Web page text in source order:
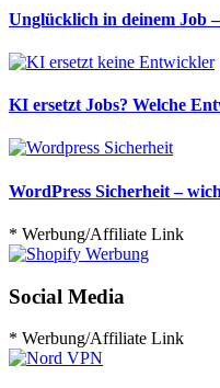
Unglücklich in deinem Job
KI ersetzt Jobs? Welche
WordPress Sicherheit –
* Werbung/Affiliate Link
Social Media
* Werbung/Affiliate Link